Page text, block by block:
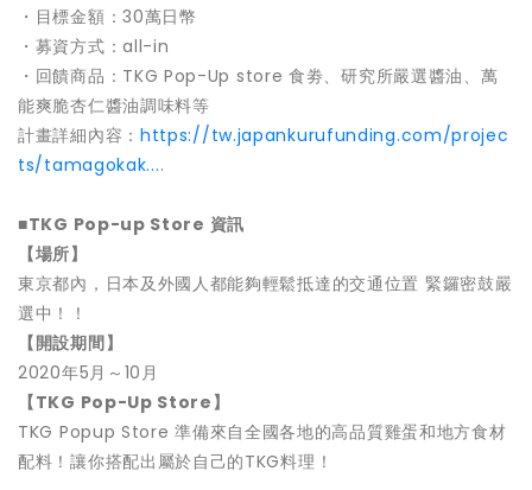
・目標金額：30萬日幣
・募資方式：all-in
・回饋商品：TKG Pop-Up store 食劵、研究所嚴選醬油、萬
能爽脆杏仁醬油調味料等
計畫詳細內容： https://tw.japankurufunding.com/projec
ts/tamagokak....
■TKG Pop-up Store 資訊
【場所】
東京都內，日本及外國人都能夠輕鬆抵達的交通位置 緊鑼密鼓嚴
選中！！
【開設期間】
2020年5月～10月
【TKG Pop-Up Store】
TKG Popup Store 準備來自全國各地的高品質雞蛋和地方食材
配料！讓你搭配出屬於自己的TKG料理！